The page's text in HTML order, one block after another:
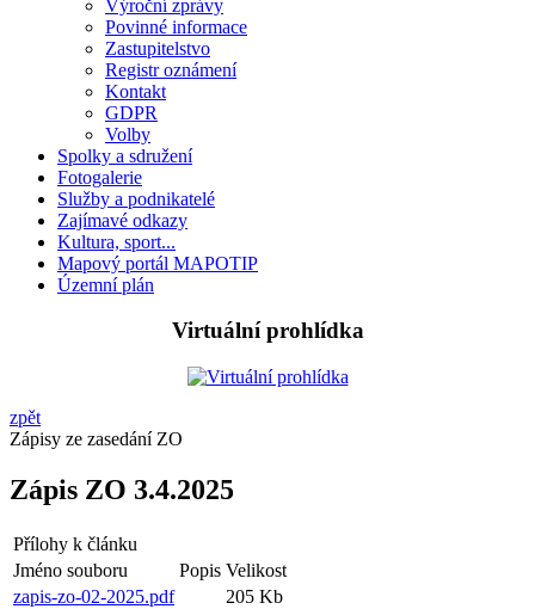
Výroční zprávy
Povinné informace
Zastupitelstvo
Registr oznámení
Kontakt
GDPR
Volby
Spolky a sdružení
Fotogalerie
Služby a podnikatelé
Zajímavé odkazy
Kultura, sport...
Mapový portál MAPOTIP
Územní plán
Virtuální prohlídka
zpět
Zápisy ze zasedání ZO
Zápis ZO 3.4.2025
Přílohy k článku
Jméno souboru
Popis Velikost
zapis-zo-02-2025.pdf
205 Kb